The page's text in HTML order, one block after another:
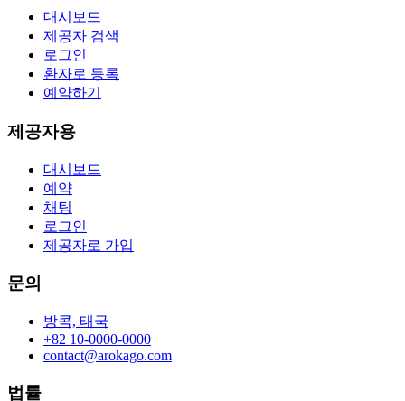
대시보드
제공자 검색
로그인
환자로 등록
예약하기
제공자용
대시보드
예약
채팅
로그인
제공자로 가입
문의
방콕, 태국
+82 10-0000-0000
contact@arokago.com
법률